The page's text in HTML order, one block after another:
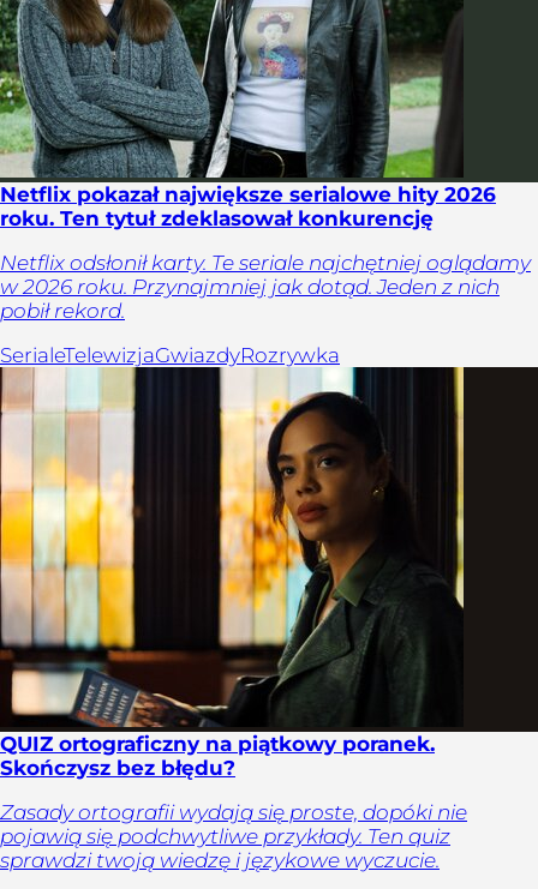
Netflix pokazał największe serialowe hity 2026
roku. Ten tytuł zdeklasował konkurencję
Netflix odsłonił karty. Te seriale najchętniej oglądamy
w 2026 roku. Przynajmniej jak dotąd. Jeden z nich
pobił rekord.
SerialeTelewizjaGwiazdyRozrywka
QUIZ ortograficzny na piątkowy poranek.
Skończysz bez błędu?
Zasady ortografii wydają się proste, dopóki nie
pojawią się podchwytliwe przykłady. Ten quiz
sprawdzi twoją wiedzę i językowe wyczucie.